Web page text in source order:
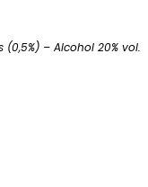
– Alcohol 20% vol.